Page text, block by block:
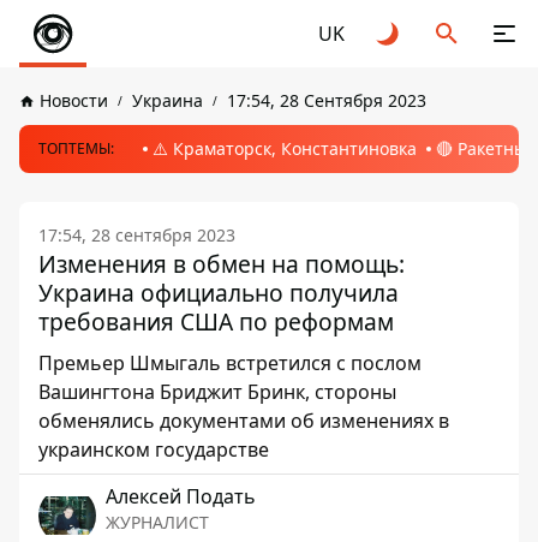
UK
Новости Украина 17:54, 28 Сентября 2023
ТОПТЕМЫ: ⚠️ Краматорск, Константиновка 🔴
17:54, 28 сентября 2023
Изменения в обмен на помощь:
Украина официально получила
требования США по реформам
Премьер Шмыгаль встретился с послом
Вашингтона Бриджит Бринк, стороны
обменялись документами об изменениях в
украинском государстве
Алексей Подать
ЖУРНАЛИСТ